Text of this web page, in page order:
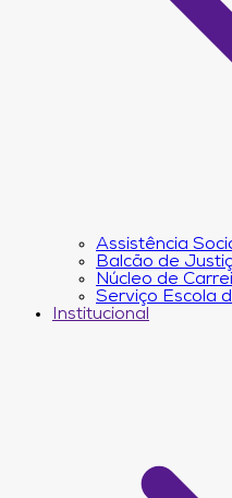
Assistência
Balcão de
Núcleo de
Serviço Escola
Institucional